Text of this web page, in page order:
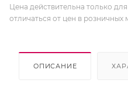
Цена действительна только
отличаться от цен в розничных
ОПИСАНИЕ